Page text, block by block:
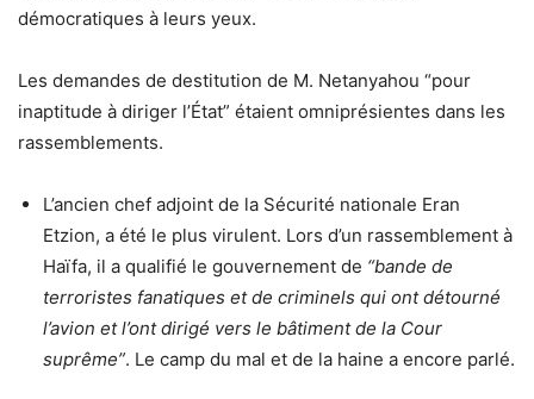
démocratiques à leurs yeux.
Les demandes de destitution de M. Netanyahou “pour
inaptitude à diriger l’État” étaient omniprésientes dans les
rassemblements.
L’ancien chef adjoint de la Sécurité nationale Eran
Etzion, a été le plus virulent. Lors d’un rassemblement à
Haïfa, il a qualifié le gouvernement de “bande de
terroristes fanatiques et de criminels qui ont détourné
l’avion et l’ont dirigé vers le bâtiment de la Cour
suprême”. Le camp du mal et de la haine a encore parlé.